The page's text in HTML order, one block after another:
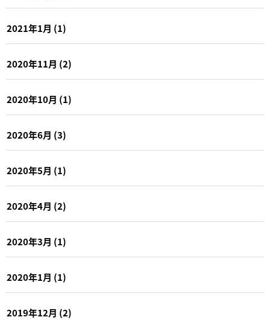
2021年1月 (1)
2020年11月 (2)
2020年10月 (1)
2020年6月 (3)
2020年5月 (1)
2020年4月 (2)
2020年3月 (1)
2020年1月 (1)
2019年12月 (2)